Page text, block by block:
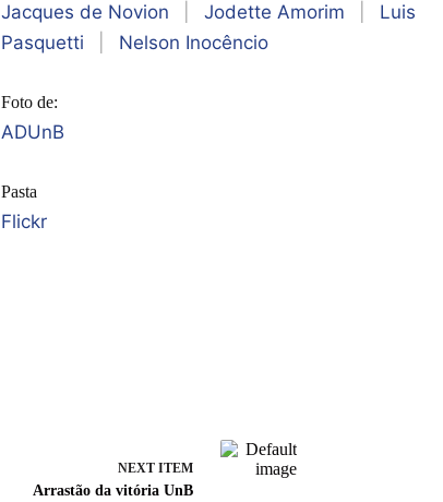
Jacques de Novion Jodette Amorim
Luis
Pasquetti
Nelson Inocêncio
Foto de:
ADUnB
Pasta
Flickr
NEXT ITEM
Arrastão da vitória UnB